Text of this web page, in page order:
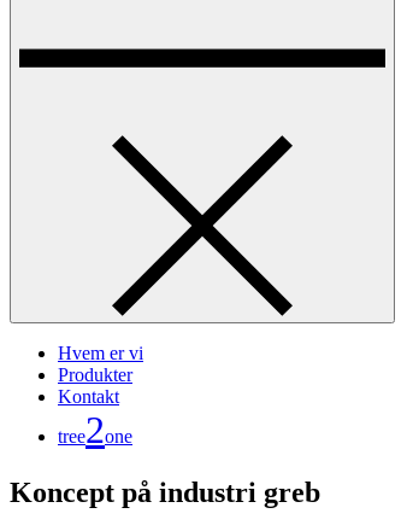
Hvem er vi
Produkter
Kontakt
tree2one
Koncept på industri greb